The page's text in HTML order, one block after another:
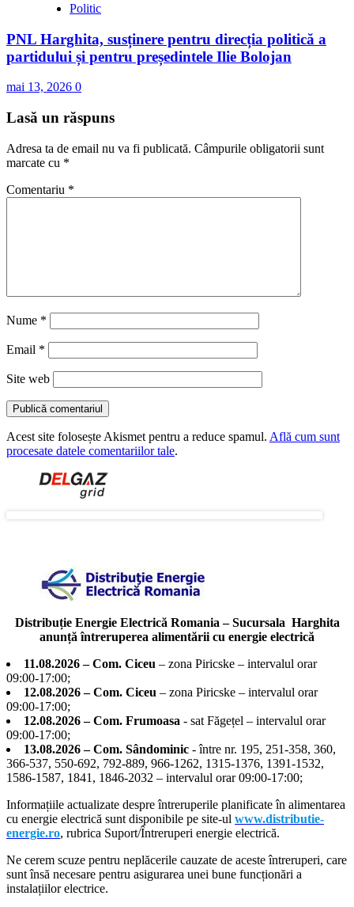
Politic
PNL Harghita, susținere pentru direcția politică a
partidului și pentru președintele Ilie Bolojan
mai 13, 2026 0
Lasă un răspuns
Adresa ta de email nu va fi publicată. Câmpurile obligatorii sunt
marcate cu *
Comentariu *
Nume *
Email *
Site web
Acest site folosește Akismet pentru a reduce spamul. Află cum sunt
procesate datele comentariilor tale.
Distribuție Energie Electrică Romania – Sucursala Harghita
anunță întreruperea alimentării cu energie electrică
11.08.2026 – Com. Ciceu – zona Piricske – intervalul orar
09:00-17:00;
12.08.2026 – Com. Ciceu – zona Piricske – intervalul orar
09:00-17:00;
12.08.2026 – Com. Frumoasa - sat Făgețel – intervalul orar
09:00-17:00;
13.08.2026 – Com. Sândominic - între nr. 195, 251-358, 360,
366-537, 550-692, 792-889, 966-1262, 1315-1376, 1391-1532,
1586-1587, 1841, 1846-2032 – intervalul orar 09:00-17:00;
Informațiile actualizate despre întreruperile planificate în alimentarea
cu energie electrică sunt disponibile pe site-ul www.distributie-
energie.ro, rubrica Suport/Întreruperi energie electrică.
Ne cerem scuze pentru neplăcerile cauzate de aceste întreruperi, care
sunt însă necesare pentru asigurarea unei bune funcționări a
instalațiilor electrice.